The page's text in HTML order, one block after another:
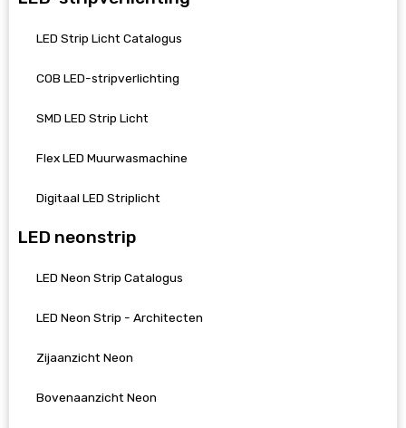
LED Strip Licht Catalogus
COB LED-stripverlichting
SMD LED Strip Licht
Flex LED Muurwasmachine
Digitaal LED Striplicht
LED neonstrip
LED Neon Strip Catalogus
LED Neon Strip - Architecten
Zijaanzicht Neon
Bovenaanzicht Neon